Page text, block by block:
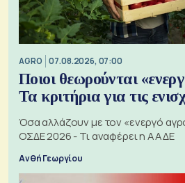
AGRO 07.08.2026, 07:00
Ποιοι θεωρούνται
Τα κριτήρια για τις
Όσα αλλάζουν με τον «ενεργό
ΟΣΔΕ 2026 - Τι αναφέρει η ΑΑΔΕ
Ανθή Γεωργίου